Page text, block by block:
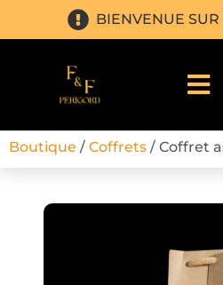
BIENVENUE
Boutique / Coffrets / Coffret